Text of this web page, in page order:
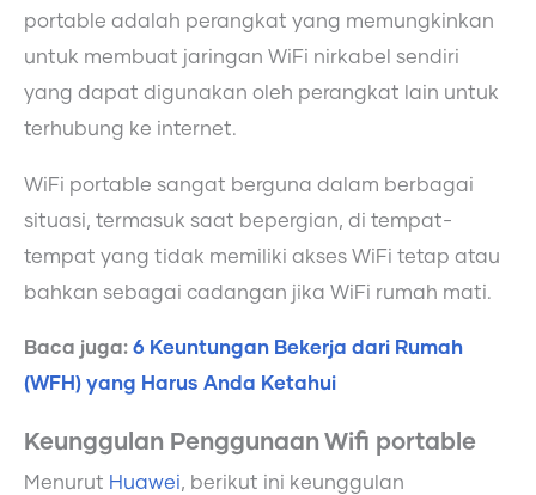
portable adalah perangkat yang memungkinkan
untuk membuat jaringan WiFi nirkabel sendiri
yang dapat digunakan oleh perangkat lain untuk
terhubung ke internet.
WiFi portable sangat berguna dalam berbagai
situasi, termasuk saat bepergian, di tempat-
tempat yang tidak memiliki akses WiFi tetap atau
bahkan sebagai cadangan jika WiFi rumah mati.
Baca juga: 6 Keuntungan Bekerja dari Rumah
(WFH) yang Harus Anda Ketahui
Keunggulan Penggunaan Wifi portable
Menurut Huawei, berikut ini keunggulan